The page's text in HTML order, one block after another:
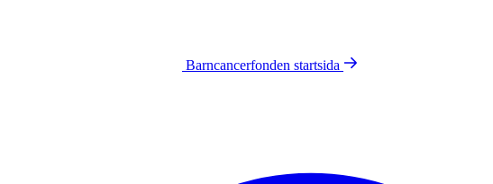
Barncancerfonden startsida